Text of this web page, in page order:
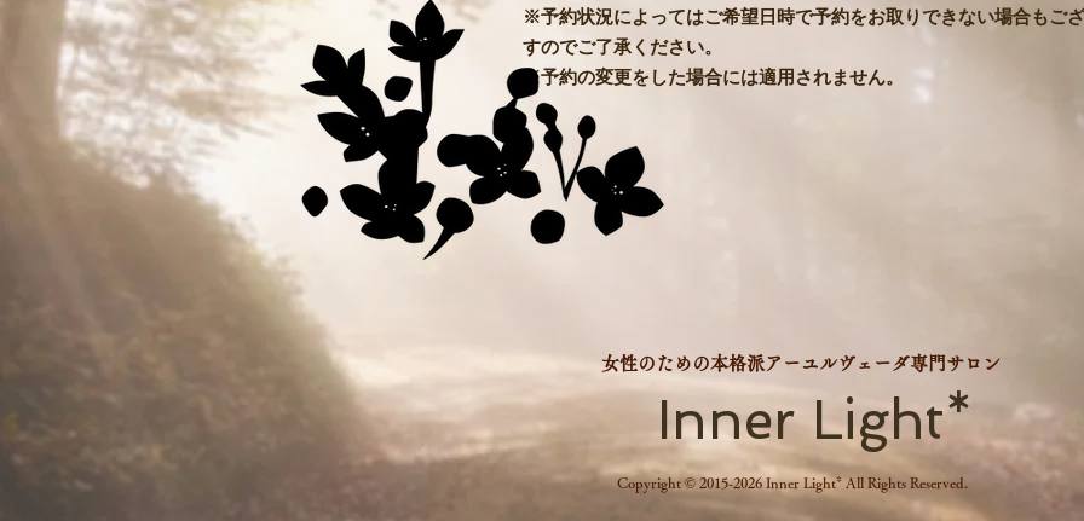
※予約状況によってはご希望日時で予約をお取りできない場合もご
すのでご了承ください。
​※予約の変更をした場合には適用されません。
​女性のための本格派アーユルヴェーダ専門サロン
Inner Light*
Copyright © 2015-2026 Inner Light* All Rights Reserved.